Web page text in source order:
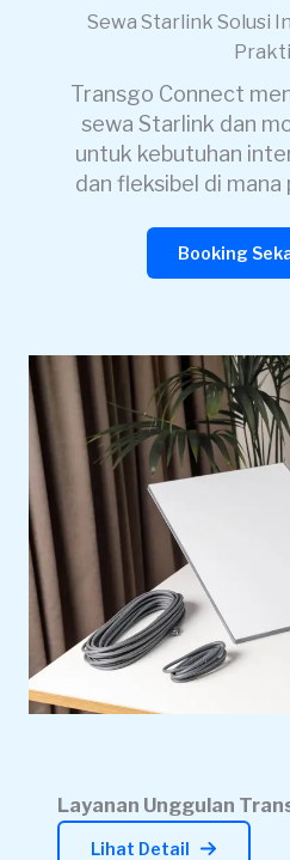
Sewa Starlink Solusi
Transgo Connect
sewa Starlink dan
untuk kebutuhan
dan fleksibel di mana
Booking
Layanan Unggulan
Lihat Detail